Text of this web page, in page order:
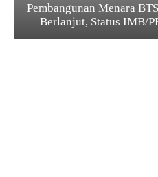
Pembangunan Menara
Berlanjut, Status IMB/